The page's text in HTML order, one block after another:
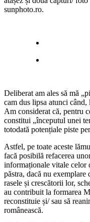
sunphoto.ro.
Deliberat am ales să mă
cam dus lipsa atunci când,
Am considerat că, pentru
constitui „începutul unei
totodată potențiale piste
Astfel, pe toate aceste
facă posibilă refacerea
informaționale vitale celor
păstra, dacă nu
rasele și crescătorii lor,
au contribuit la formarea
reconstituie și/ sau să
românească.